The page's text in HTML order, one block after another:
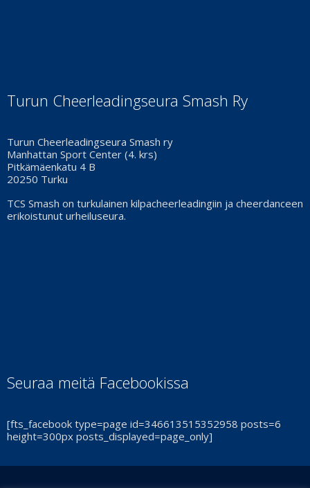
Turun Cheerleadingseura Smash Ry
Turun Cheerleadingseura Smash ry
Manhattan Sport Center (4. krs)
Pitkämäenkatu 4 B
20250 Turku
TCS Smash on turkulainen kilpacheerleadingiin ja cheerdanceen
erikoistunut urheiluseura.
Seuraa meitä Facebookissa
[fts_facebook type=page id=346613515352958 posts=6
height=300px posts_displayed=page_only]